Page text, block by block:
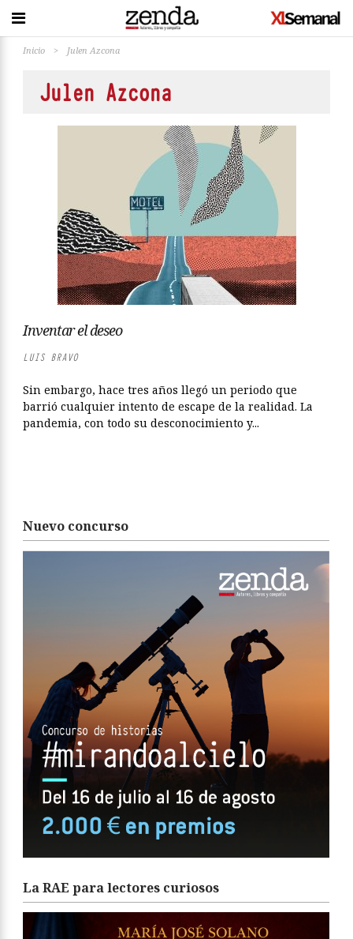
Inicio > Julen Azcona
Julen Azcona
Inventar el deseo
LUIS BRAVO
Sin embargo, hace tres años llegó un periodo que
barrió cualquier intento de escape de la realidad. La
pandemia, con todo su desconocimiento y...
Nuevo concurso
La RAE para lectores curiosos